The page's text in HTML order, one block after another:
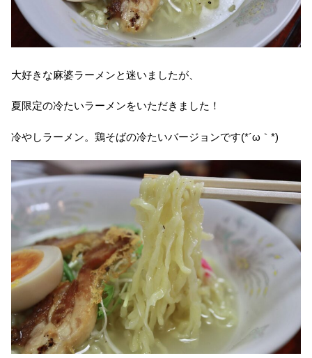
大好きな麻婆ラーメンと迷いましたが、
夏限定の冷たいラーメンをいただきました！
冷やしラーメン。鶏そばの冷たいバージョンです(*´ω｀*)